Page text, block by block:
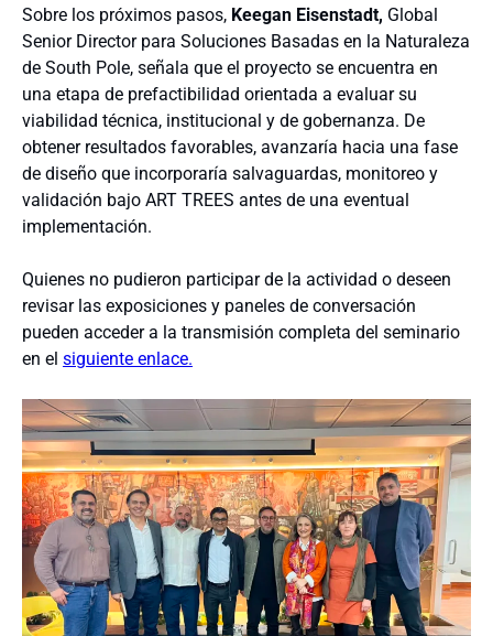
Sobre los próximos pasos, Keegan Eisenstadt, Global
Senior Director para Soluciones Basadas en la Naturaleza
de South Pole, señala que el proyecto se encuentra en
una etapa de prefactibilidad orientada a evaluar su
viabilidad técnica, institucional y de gobernanza. De
obtener resultados favorables, avanzaría hacia una fase
de diseño que incorporaría salvaguardas, monitoreo y
validación bajo ART TREES antes de una eventual
implementación.
Quienes no pudieron participar de la actividad o deseen
revisar las exposiciones y paneles de conversación
pueden acceder a la transmisión completa del seminario
en el siguiente enlace.